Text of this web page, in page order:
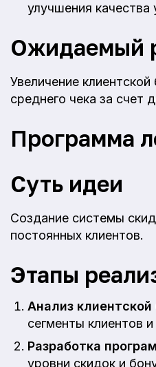
улучшения качества
Ожидаемый
Увеличение
среднего чека за счет
Программа
Суть идеи
Создание системы
постоянных клиентов.
Этапы
Анализ клиентской
сегменты клиентов
Разработка
уровни скидок и